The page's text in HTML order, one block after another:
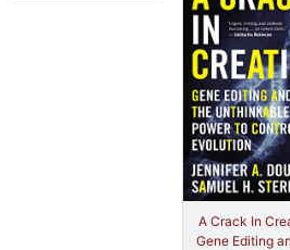
A Crack In
Gene Editing